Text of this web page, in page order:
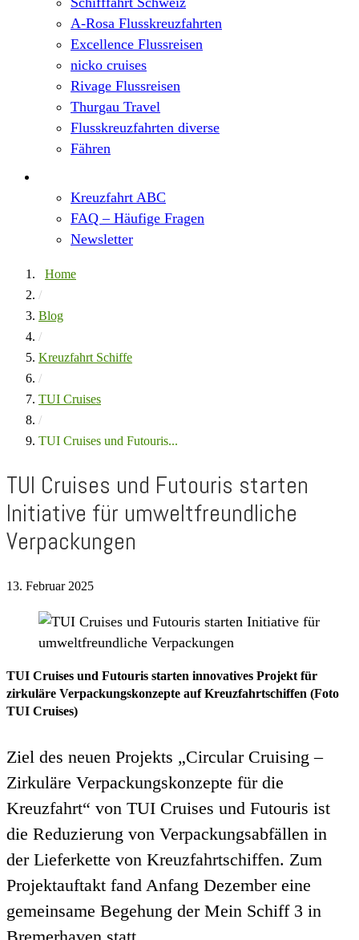
A-Rosa Flusskreuzfahrten
Excellence Flussreisen
nicko cruises
Rivage Flussreisen
Thurgau Travel
Flusskreuzfahrten diverse
Fähren
Kreuzfahrt ABC
FAQ – Häufige Fragen
Newsletter
Home
/
Blog
/
Kreuzfahrt Schiffe
/
TUI Cruises
/
TUI Cruises und Futouris...
TUI Cruises und Futouris starten
Initiative für umweltfreundliche
Verpackungen
13. Februar 2025
TUI Cruises und Futouris starten innovatives Projekt für
zirkuläre Verpackungskonzepte auf Kreuzfahrtschiffen (Foto
TUI Cruises)
Ziel des neuen Projekts „Circular Cruising –
Zirkuläre Verpackungskonzepte für die
Kreuzfahrt“ von TUI Cruises und Futouris ist
die Reduzierung von Verpackungsabfällen in
der Lieferkette von Kreuzfahrtschiffen. Zum
Projektauftakt fand Anfang Dezember eine
gemeinsame Begehung der Mein Schiff 3 in